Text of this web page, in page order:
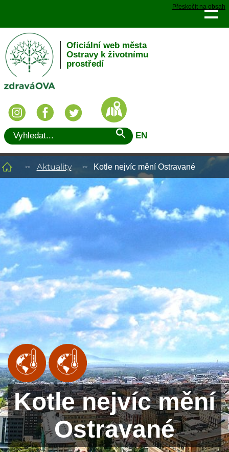
Přeskočit na obsah
Oficiální web města
Ostravy k životnímu
prostředí
EN
Aktuality Kotle nejvíc mění Ostravané
Kotle nejvíc mění
Ostravané